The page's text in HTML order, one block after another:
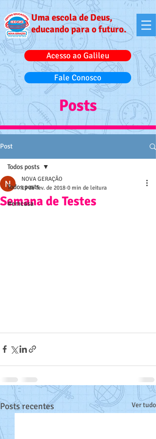
Uma escola de Deus,
educando para o futuro.
Acesso ao Galileu
Fale Conosco
Posts
Post
Todos posts
#emcasa
Todos posts
Semana de Testes
NOVA GERAÇÃO
19 de fev. de 2018 0 min de leitura
Posts recentes Ver tudo